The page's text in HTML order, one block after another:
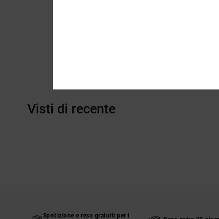
Visti di recente
Spedizione e reso gratuiti per i